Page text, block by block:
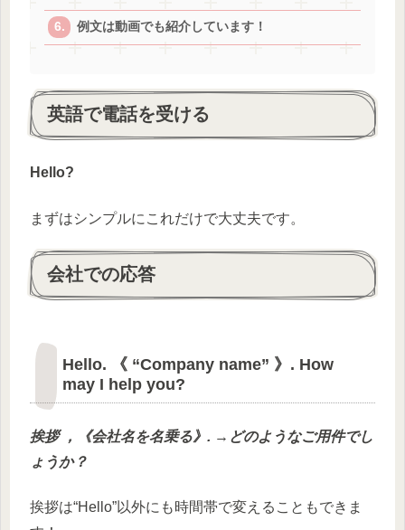
例文は動画でも紹介しています！
英語で電話を受ける
Hello?
まずはシンプルにこれだけで大丈夫です。
会社での応答
Hello. 《 “Company name” 》. How
may I help you?
挨拶 ，《会社名を名乗る》. →どのようなご用件でし
ょうか？
挨拶は“Hello”以外にも時間帯で変えることもできま